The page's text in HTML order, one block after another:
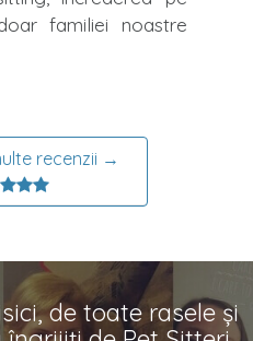
familiei noastre
recenzii →
de toate rasele și